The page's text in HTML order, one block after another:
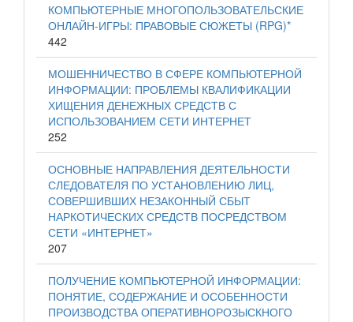
КОМПЬЮТЕРНЫЕ МНОГОПОЛЬЗОВАТЕЛЬСКИЕ
ОНЛАЙН-ИГРЫ: ПРАВОВЫЕ СЮЖЕТЫ (RPG)*
442
МОШЕННИЧЕСТВО В СФЕРЕ КОМПЬЮТЕРНОЙ
ИНФОРМАЦИИ: ПРОБЛЕМЫ КВАЛИФИКАЦИИ
ХИЩЕНИЯ ДЕНЕЖНЫХ СРЕДСТВ С
ИСПОЛЬЗОВАНИЕМ СЕТИ ИНТЕРНЕТ
252
ОСНОВНЫЕ НАПРАВЛЕНИЯ ДЕЯТЕЛЬНОСТИ
СЛЕДОВАТЕЛЯ ПО УСТАНОВЛЕНИЮ ЛИЦ,
СОВЕРШИВШИХ НЕЗАКОННЫЙ СБЫТ
НАРКОТИЧЕСКИХ СРЕДСТВ ПОСРЕДСТВОМ
СЕТИ «ИНТЕРНЕТ»
207
ПОЛУЧЕНИЕ КОМПЬЮТЕРНОЙ ИНФОРМАЦИИ:
ПОНЯТИЕ, СОДЕРЖАНИЕ И ОСОБЕННОСТИ
ПРОИЗВОДСТВА ОПЕРАТИВНОРОЗЫСКНОГО